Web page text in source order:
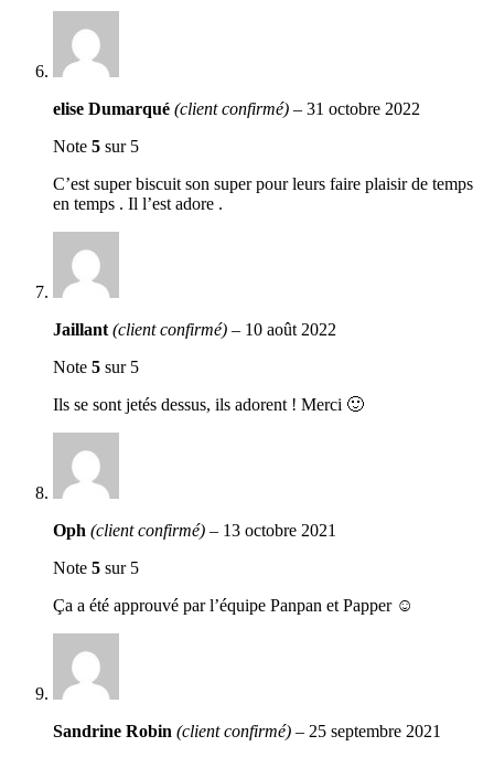
elise Dumarqué (client confirmé) – 31 octobre 2022
Note 5 sur 5
C’est super biscuit son super pour leurs faire plaisir de temps
en temps . Il l’est adore .
Jaillant (client confirmé) – 10 août 2022
Note 5 sur 5
Ils se sont jetés dessus, ils adorent ! Merci 🙂
Oph (client confirmé) – 13 octobre 2021
Note 5 sur 5
Ça a été approuvé par l’équipe Panpan et Papper ☺️
Sandrine Robin (client confirmé) – 25 septembre 2021